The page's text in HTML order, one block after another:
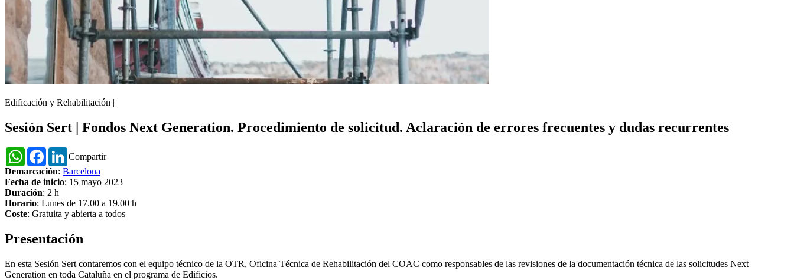
Edificación y Rehabilitación |
Sesión Sert | Fondos Next Generation. Procedimiento de solicitud. Aclaración de errores frecuentes y dudas recurrentes
Compartir
WhatsAppFacebookLinkedIn
Demarcación: Barcelona
Fecha de inicio: 15 mayo 2023
Duración: 2 h
Horario: Lunes de 17.00 a 19.00 h
Coste: Gratuita y abierta a todos
Presentación
En esta Sesión Sert contaremos con el equipo técnico de la OTR, Oficina Técnica de Rehabilitación del COAC como responsables de las revisiones de la documentación técnica de las solicitudes Next
Generation en toda Cataluña en el programa de Edificios.